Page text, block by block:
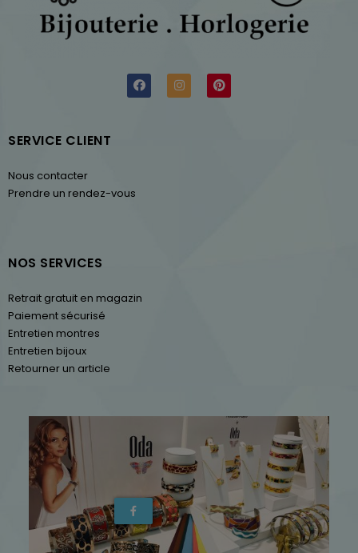
SERVICE CLIENT
Nous contacter
Prendre un rendez-vous
NOS SERVICES
Retrait gratuit en magazin
Paiement sécurisé
Entretien montres
Entretien bijoux
Retourner un article